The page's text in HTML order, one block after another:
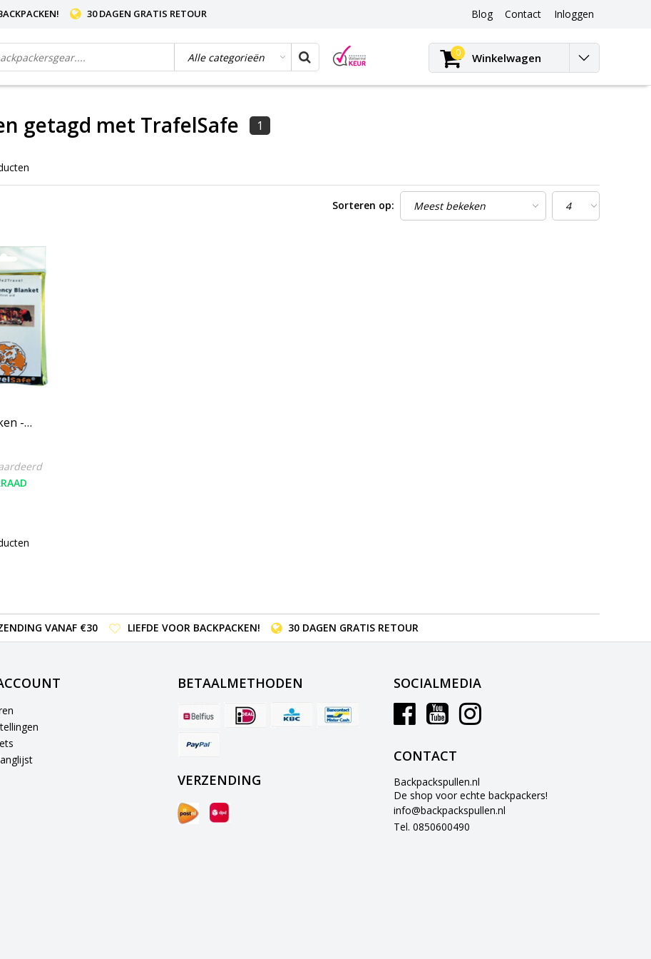
30 DAGEN GRATIS RETOUR Blog
Blog
Contact Inloggen
0 Winkelwagen
getagd met TrafelSafe 1
Sorteren op:
-
VANAF €30 LIEFDE VOOR BACKPACKEN! 30 DAGEN GRATIS RETOUR
BETAALMETHODEN
VERZENDING
SOCIALMEDIA
CONTACT
Backpackspullen.nl
De shop voor echte backpackers!
info@backpackspullen.nl
Tel. 0850600490